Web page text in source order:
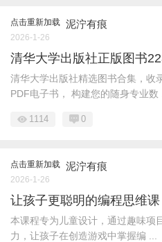
点击重新加载 泥泞有痕
2026-1-26
清华大学出版社正版图书
清华大学出版社精选图书合集，收
PDF电子书， 构建您的随身专业数
1114 0
点击重新加载 泥泞有痕
2026-1-26
让孩子更聪明的编程思维课
本课程专为儿童设计，通过趣味项
力，让孩子在创造游戏中掌握编 ...